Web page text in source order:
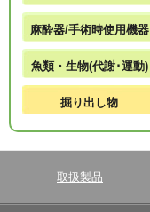
麻酔器/手術時使用機器
魚類・生物(代謝･運動)
掘り出し物
取扱製品